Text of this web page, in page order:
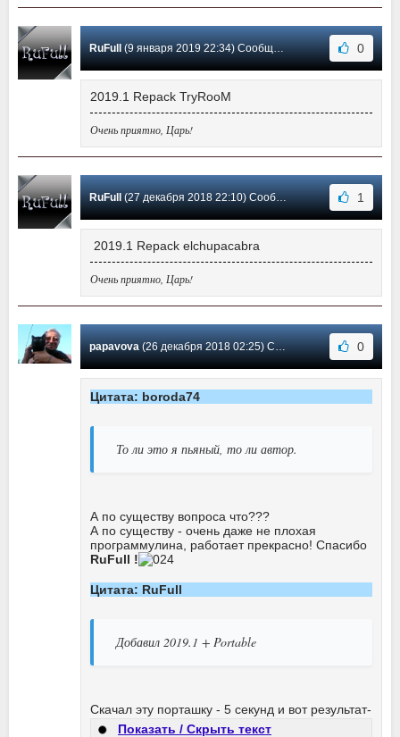
RuFull(9 января 2019 22:34) Сообщение #27 0
2019.1 Repack TryRooM
Очень приятно, Царь!
RuFull(27 декабря 2018 22:10) Сообщение #26 1
2019.1 Repack elchupacabra
Очень приятно, Царь!
papavova(26 декабря 2018 02:25) Сообщение #25 0
Цитата: boroda74
То ли это я пьяный, то ли автор.
А по существу вопроса что???
А по существу - очень даже не плохая
программулина, работает прекрасно! Спасибо
RuFull !
Цитата: RuFull
Добавил 2019.1 + Portable
Скачал эту порташку - 5 секунд и вот результат-
Показать / Скрыть текст